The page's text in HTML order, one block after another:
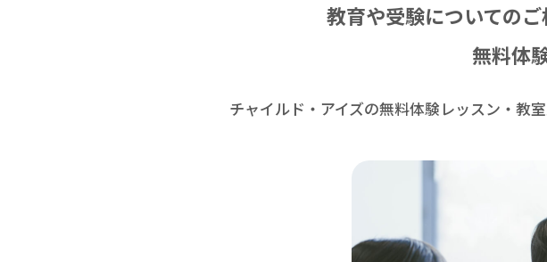
教育や受験についての
無料体
チャイルド・アイズの無料体験レッスン・ 教